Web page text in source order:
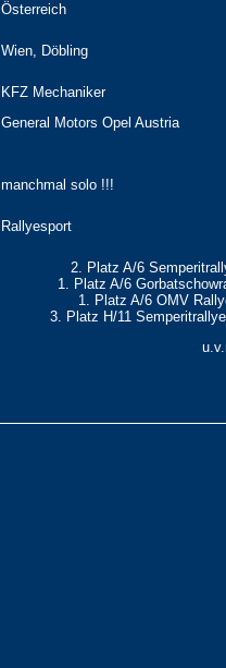
Österreich
Wien, Döbling
KFZ Mechaniker
General Motors Opel Austria
manchmal solo !!!
Rallyesport
2. Platz A/6
1. Platz A/6
1. Platz A/6 OMV
3. Platz H/11